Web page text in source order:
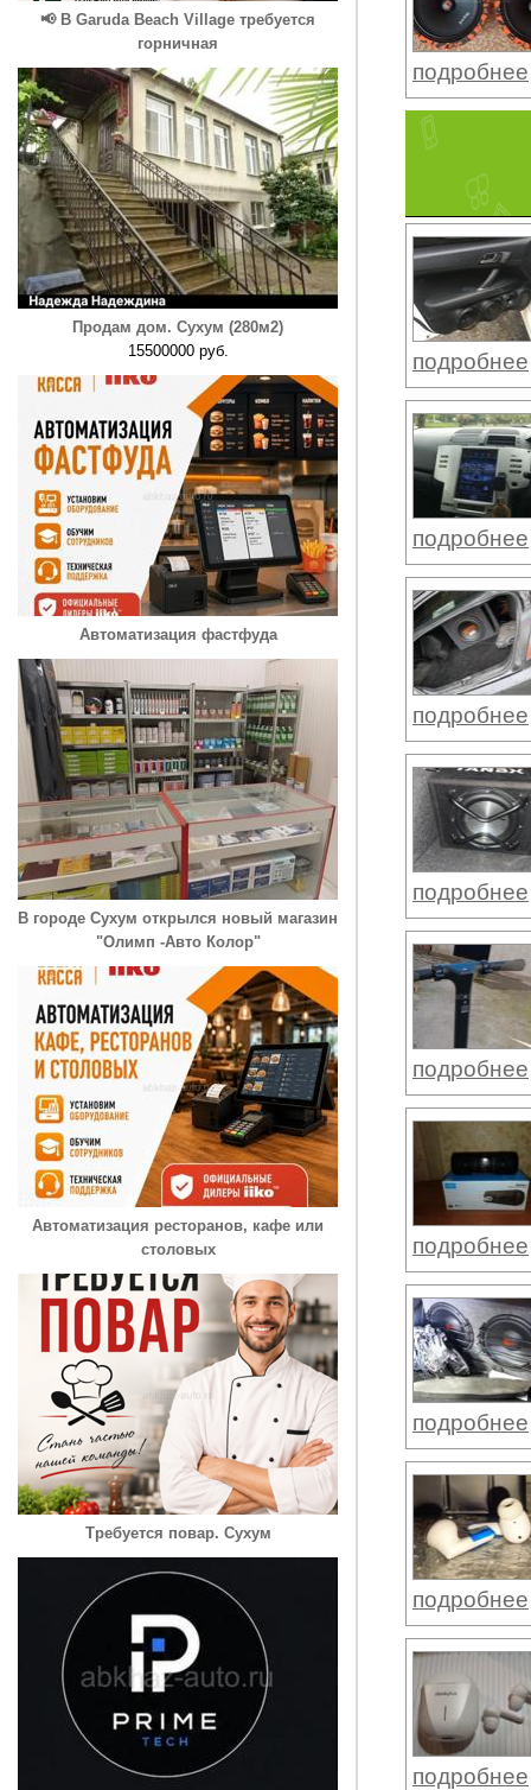
📢 В Garuda Beach Village требуется
горничная
Продам дом. Сухум (280м2)
15500000 руб.
Автоматизация фастфуда
В городе Сухум открылся новый магазин
"Олимп -Авто Колор"
Автоматизация ресторанов, кафе или
столовых
Требуется повар. Сухум
подробнее
подробнее
подробнее
подробнее
подробнее
подробнее
подробнее
подробнее
подробнее
подробнее